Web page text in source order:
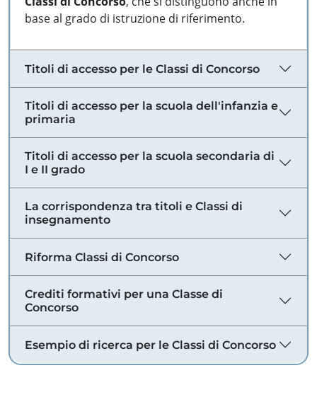
base al grado di istruzione di riferimento.
Titoli di accesso per le Classi di Concorso
Titoli di accesso per la scuola dell'infanzia e
primaria
Titoli di accesso per la scuola secondaria di
I e II grado
La corrispondenza tra titoli e Classi di
insegnamento
Riforma Classi di Concorso
Crediti formativi per una Classe di
Concorso
Esempio di ricerca per le Classi di Concorso